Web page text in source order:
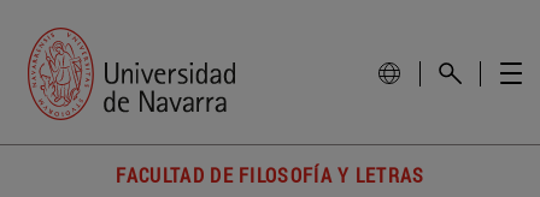
FACULTAD DE FILOSOFÍA Y LETRAS